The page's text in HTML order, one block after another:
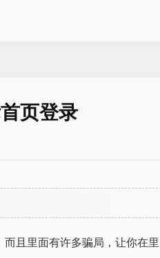
页登录
且里面有许多骗局，让你在里